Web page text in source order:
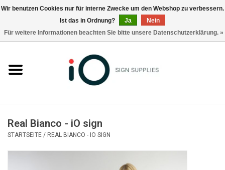
Marken
Rufen Sie uns an +32 3 353 67 63
Real Bianco - iO sign
STARTSEITE / REAL BIANCO - IO SIGN
Wir benutzen Cookies nur für interne Zwecke um den Webshop zu verbessern.
Ist das in Ordnung?
Ja
Nein
Für weitere Informationen beachten Sie bitte unsere Datenschutzerklärung. »